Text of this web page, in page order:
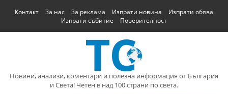
Контакт За нас За реклама Изпрати новина
Изпрати обява
Изпрати събитие
Поверителност
Новини, анализи, коментари и полезна информация от България
и Света! Четен в над 100 страни по света.